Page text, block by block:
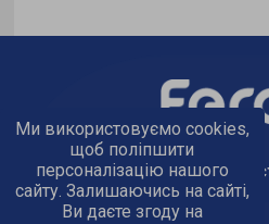
С-тип
Колекція:Filament
Ми використовуємо cookies,
щоб поліпшити
персоналізацію нашого
сайту. Залишаючись на сайті,
Ви даєте згоду на